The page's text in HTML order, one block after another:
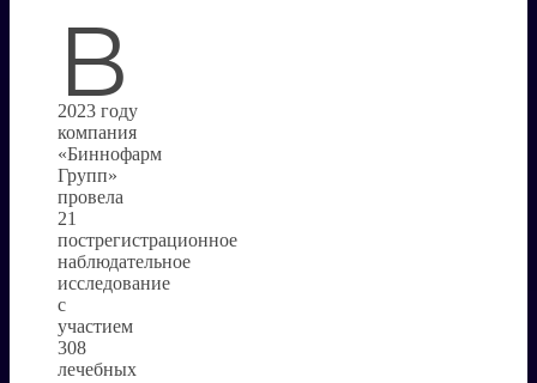
В
2023 году
компания
«Биннофарм
Групп»
провела
21
пострегистрационное
наблюдательное
исследование
с
участием
308
лечебных